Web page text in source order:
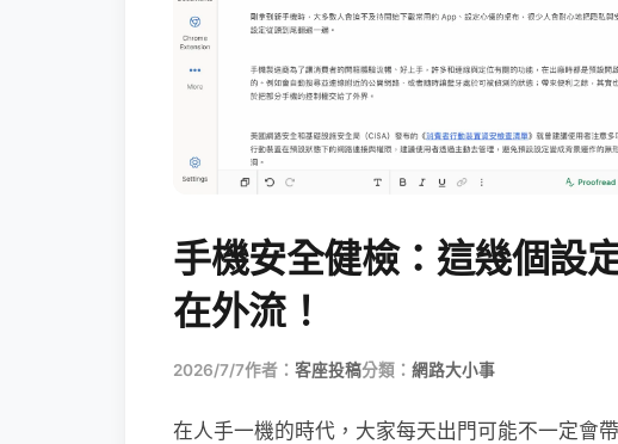
手機安全健檢：這幾個設
在外流！
2026/7/7作者： 客座投稿分類： 網路大小事
在人手一機的時代，大家每天出門可能不一定會